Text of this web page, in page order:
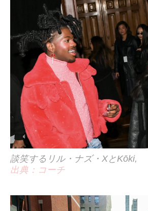
談笑するリル・ナズ・XとKōki,
出典：コーチ